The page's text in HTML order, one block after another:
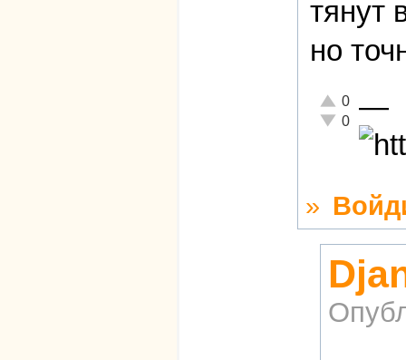
тянут
но
Отлично!
0
Неадекватно!
0 —
»